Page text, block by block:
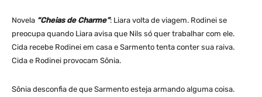
Novela “Cheias de Charme”: Liara volta de viagem. Rodinei se
preocupa quando Liara avisa que Nils só quer trabalhar com ele.
Cida recebe Rodinei em casa e Sarmento tenta conter sua raiva.
Cida e Rodinei provocam Sônia.
Sônia desconfia de que Sarmento esteja armando alguma coisa.